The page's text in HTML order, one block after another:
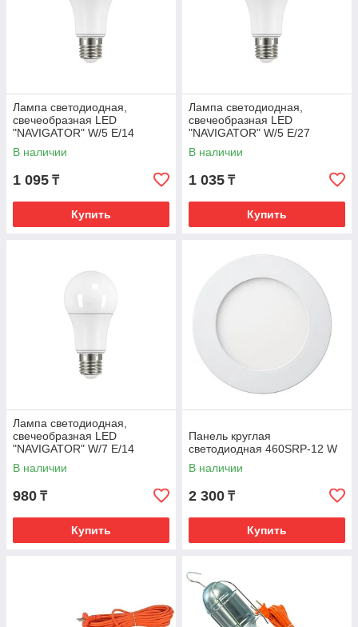
Лампа светодиодная,
свечеобразная LED
"NAVIGATOR" W/5 Е/14
(свечение равна 40W)
(холодный белый св.)
В наличии
1 095 ₸
Купить
Лампа светодиодная,
свечеобразная LED
"NAVIGATOR" W/5 Е/27
(свечение равна 40W)
(холодный белый св.)
В наличии
1 035 ₸
Купить
Лампа светодиодная,
свечеобразная LED
"NAVIGATOR" W/7 Е/14
(свечение равна 60W)
(холодный белый св.)
В наличии
980 ₸
Купить
Панель круглая
светодиодная 460SRP-12 W
В наличии
2 300 ₸
Купить